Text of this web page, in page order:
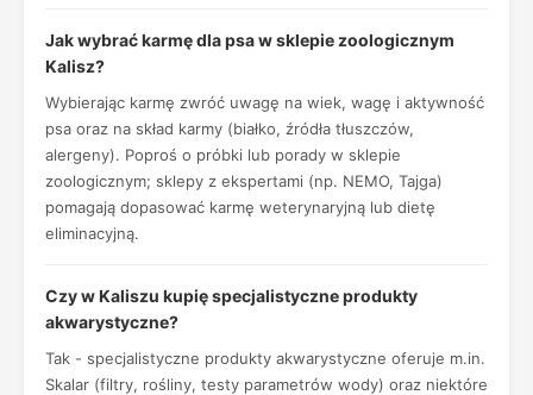
Jak wybrać karmę dla psa w sklepie zoologicznym
Kalisz?
Wybierając karmę zwróć uwagę na wiek, wagę i aktywność
psa oraz na skład karmy (białko, źródła tłuszczów,
alergeny). Poproś o próbki lub porady w sklepie
zoologicznym; sklepy z ekspertami (np. NEMO, Tajga)
pomagają dopasować karmę weterynaryjną lub dietę
eliminacyjną.
Czy w Kaliszu kupię specjalistyczne produkty
akwarystyczne?
Tak - specjalistyczne produkty akwarystyczne oferuje m.in.
Skalar (filtry, rośliny, testy parametrów wody) oraz niektóre